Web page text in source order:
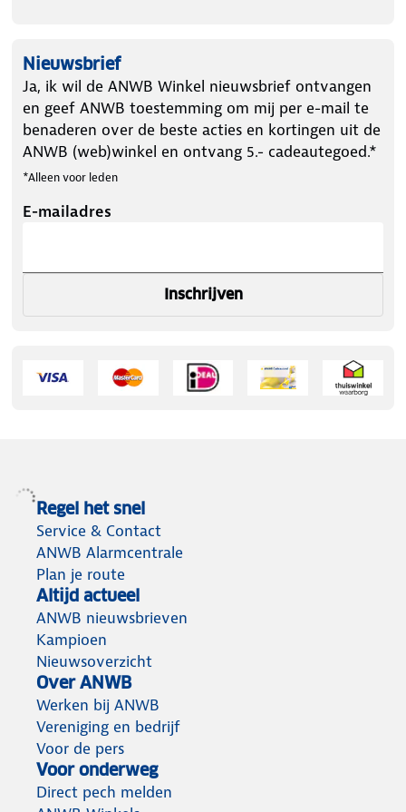
Nieuwsbrief
Ja, ik wil de ANWB Winkel nieuwsbrief ontvangen
en geef ANWB toestemming om mij per e-mail te
benaderen over de beste acties en kortingen uit de
ANWB (web)winkel en ontvang 5.- cadeautegoed.*
*Alleen voor leden
E-mailadres
Inschrijven
Regel het snel
Service & Contact
ANWB Alarmcentrale
Plan je route
Altijd actueel
ANWB nieuwsbrieven
Kampioen
Nieuwsoverzicht
Over ANWB
Werken bij ANWB
Vereniging en bedrijf
Voor de pers
Voor onderweg
Direct pech melden